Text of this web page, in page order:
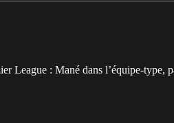
League : Mané dans l’équipe-type,